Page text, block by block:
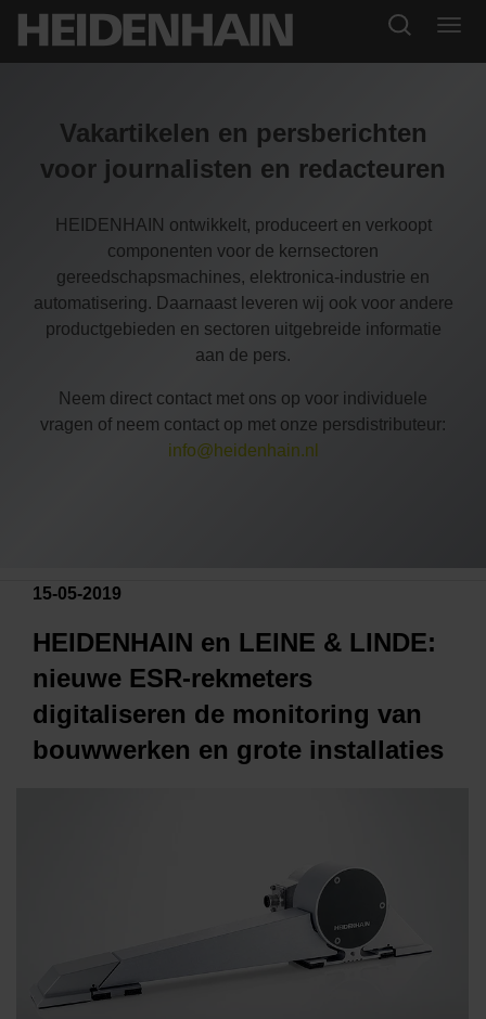
Vakartikelen en persberichten
voor journalisten en redacteuren
HEIDENHAIN ontwikkelt, produceert en verkoopt
componenten voor de kernsectoren
gereedschapsmachines, elektronica-industrie en
automatisering. Daarnaast leveren wij ook voor andere
productgebieden en sectoren uitgebreide informatie
aan de pers.
Neem direct contact met ons op voor individuele
vragen of neem contact op met onze persdistributeur:
info@heidenhain.nl
15-05-2019
HEIDENHAIN en LEINE & LINDE:
nieuwe ESR-rekmeters
digitaliseren de monitoring van
bouwwerken en grote installaties